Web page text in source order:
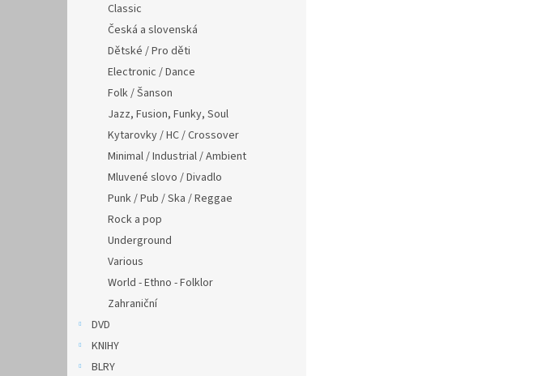
Classic
Česká a slovenská
Dětské / Pro děti
Electronic / Dance
Folk / Šanson
Jazz, Fusion, Funky, Soul
Kytarovky / HC / Crossover
Minimal / Industrial / Ambient
Mluvené slovo / Divadlo
Punk / Pub / Ska / Reggae
Rock a pop
Underground
Various
World - Ethno - Folklor
Zahraniční
DVD
KNIHY
BLRY